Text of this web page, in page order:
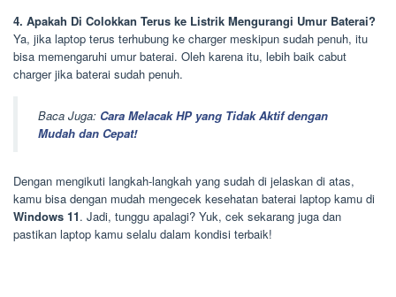
4. Apakah Di Colokkan Terus ke Listrik Mengurangi Umur Baterai?
Ya, jika laptop terus terhubung ke charger meskipun sudah penuh, itu
bisa memengaruhi umur baterai. Oleh karena itu, lebih baik cabut
charger jika baterai sudah penuh.
Baca Juga: Cara Melacak HP yang Tidak Aktif dengan
Mudah dan Cepat!
Dengan mengikuti langkah-langkah yang sudah di jelaskan di atas,
kamu bisa dengan mudah mengecek kesehatan baterai laptop kamu di
Windows 11. Jadi, tunggu apalagi? Yuk, cek sekarang juga dan
pastikan laptop kamu selalu dalam kondisi terbaik!